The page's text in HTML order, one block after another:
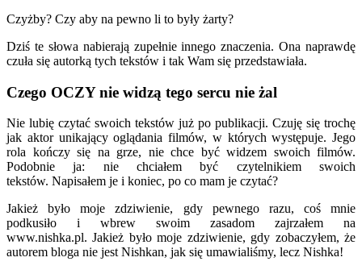
Czyżby? Czy aby na pewno li to były żarty?
Dziś te słowa nabierają zupełnie innego znaczenia. Ona naprawdę
czuła się autorką tych tekstów i tak Wam się przedstawiała.
Czego OCZY nie widzą tego sercu nie żal
Nie lubię czytać swoich tekstów już po publikacji. Czuję się trochę
jak aktor unikający oglądania filmów, w których występuje. Jego
rola kończy się na grze, nie chce być widzem swoich filmów.
Podobnie ja: nie chciałem być czytelnikiem swoich
tekstów. Napisałem je i koniec, po co mam je czytać?
Jakież było moje zdziwienie, gdy pewnego razu, coś mnie
podkusiło i wbrew swoim zasadom zajrzałem na
www.nishka.pl. Jakież było moje zdziwienie, gdy zobaczyłem, że
autorem bloga nie jest Nishkan, jak się umawialiśmy, lecz Nishka!